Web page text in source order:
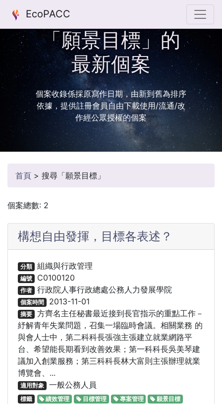
EcoPACC
「願景目標」的
最新個案
個案收錄係採原寫作日期，由新到舊為排序
依據，提供註冊會員自由下載使用/流通/改
作經公眾授權的個案
首頁 > 搜尋「願景目標」
個案總數: 2
構想自由發揮，目標各表述？
分類 組織與行政管理
編號 C0100120
作者 行政院人事行政總處公務人力發展學院
個案時間 2013-11-01
摘要 方齊名主任秘書最近接到長官指示的重點工作－
紓解青年失業問題，召集一場臨時會議。相關業務 的
與會人士中，第二科科長張強主張建立就業網路平
台、希望能長期看到改善效果；第一科科長吳美琴建
議加入創業服務；第三科科長林大富則主張辦理就業
博覽會、...
適用對象 一般公務人員
標籤 績效管理 目標管理 專案管理
願景目標